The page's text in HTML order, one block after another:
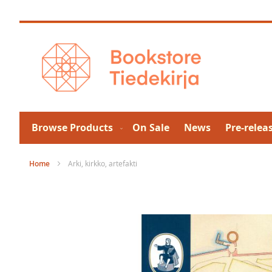
to
Browse Products On Sale News Pre-
Home Arki, kirkko, artefakti